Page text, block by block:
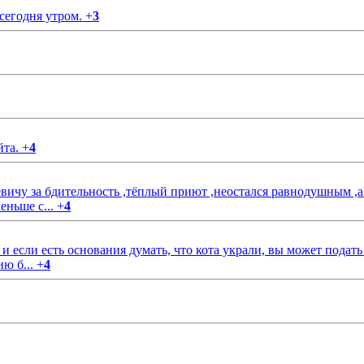
утром. +3
+4
за бдительность ,тёплый приют ,неостался равнодушным
с... +4
есть основания думать, что кота украли, вы может
б... +4